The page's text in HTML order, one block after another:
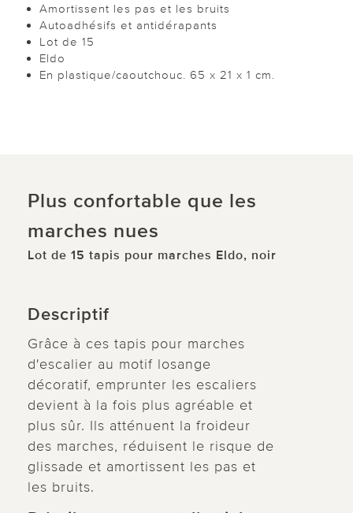
Amortissent les pas et les bruits
Autoadhésifs et antidérapants
Lot de 15
Eldo
En plastique/caoutchouc. 65 x 21 x 1 cm.
Plus confortable que les
marches nues
Lot de 15 tapis pour marches Eldo, noir
Descriptif
Grâce à ces tapis pour marches
d'escalier au motif losange
décoratif, emprunter les escaliers
devient à la fois plus agréable et
plus sûr. Ils atténuent la froideur
des marches, réduisent le risque de
glissade et amortissent les pas et
les bruits.